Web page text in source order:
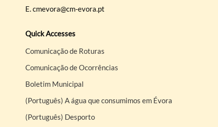
E.cmevora@cm-evora.pt
Quick Accesses
Comunicação de Roturas
Comunicação de Ocorrências
Boletim Municipal
(Português) A água que consumimos em Évora
(Português) Desporto